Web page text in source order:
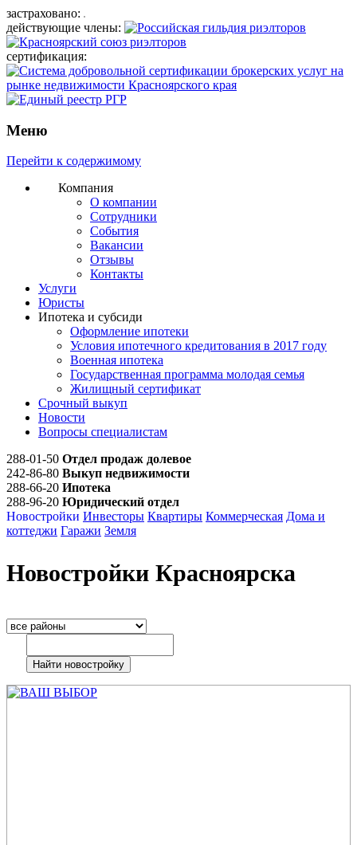
застраховано:
действующие члены:
сертификация:
Меню
Перейти к содержимому
Компания
О компании
Сотрудники
События
Вакансии
Отзывы
Контакты
Услуги
Юристы
Ипотека и субсиди
Оформление ипотеки
Условия ипотечного кредитования в 2017 году
Военная ипотека
Государственная программа молодая семья
Жилищный сертификат
Срочный выкуп
Новости
Вопросы специалистам
288-01-50 Отдел продаж долевое
242-86-80 Выкуп недвижимости
288-66-20 Ипотека
288-96-20 Юридический отдел
Новостройки Инвесторы Квартиры Коммерческая Дома и
коттеджи Гаражи Земля
Новостройки Красноярска